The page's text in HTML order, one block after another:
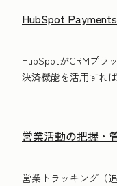
HubSpot Payments
HubSpotがCRMプラ
決済機能を活用すれ
営業活動の把握・
営業トラッキング（